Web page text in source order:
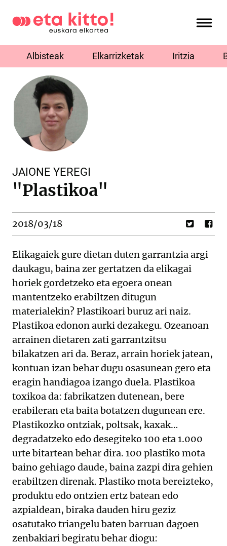
Albisteak Elkarrizketak Iritzia
JAIONE YEREGI
"Plastikoa"
2018/03/18
Elikagaiek gure dietan duten garrantzia argi
daukagu, baina zer gertatzen da elikagai
horiek gordetzeko eta egoera onean
mantentzeko erabiltzen ditugun
materialekin? Plastikoari buruz ari naiz.
Plastikoa edonon aurki dezakegu. Ozeanoan
arrainen dietaren zati garrantzitsu
bilakatzen ari da. Beraz, arrain horiek jatean,
kontuan izan behar dugu osasunean gero eta
eragin handiagoa izango duela. Plastikoa
toxikoa da: fabrikatzen dutenean, bere
erabileran eta baita botatzen dugunean ere.
Plastikozko ontziak, poltsak, kaxak…
degradatzeko edo desegiteko 100 eta 1.000
urte bitartean behar dira. 100 plastiko mota
baino gehiago daude, baina zazpi dira gehien
erabiltzen direnak. Plastiko mota bereizteko,
produktu edo ontzien ertz batean edo
azpialdean, biraka dauden hiru geziz
osatutako triangelu baten barruan dagoen
zenbakiari begiratu behar diogu: